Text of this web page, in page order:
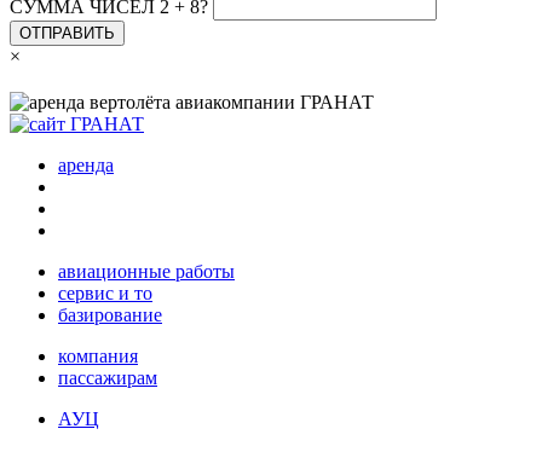
СУММА ЧИСЕЛ 2 + 8?
ОТПРАВИТЬ
×
аренда
авиационные работы
сервис и то
базирование
компания
пассажирам
АУЦ